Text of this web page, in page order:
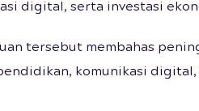
digital, serta investasi
tersebut membahas
komunikasi